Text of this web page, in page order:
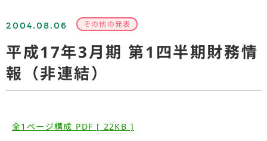
2004.08.06 その他の発表
平成17年3月期 第1四半期財務情
報（非連結）
全1ページ構成 PDF [ 22KB ]